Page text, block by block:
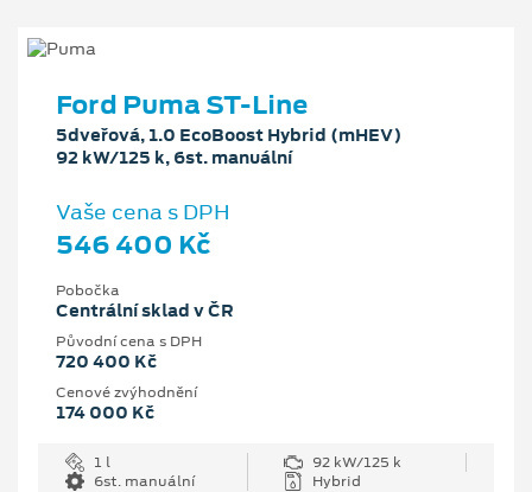
Ford Puma ST-Line
5dveřová, 1.0 EcoBoost Hybrid (mHEV)
92 kW/125 k, 6st. manuální
Vaše cena s DPH
546 400 Kč
Pobočka
Centrální sklad v ČR
Původní cena s DPH
720 400 Kč
Cenové zvýhodnění
174 000 Kč
1 l
92 kW/125 k
6st. manuální
Hybrid